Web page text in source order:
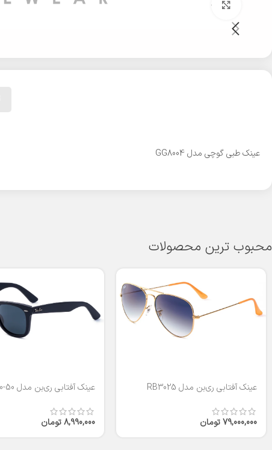
عینک طبی گوچی مدل GG8004
محبوب ترین محصولات
عینک آفتابی ری‌بن مدل RB3025
79,000,000تومان
عینک آفتابی ری‌بن مدل RB2140-50
8,990,000 تومان